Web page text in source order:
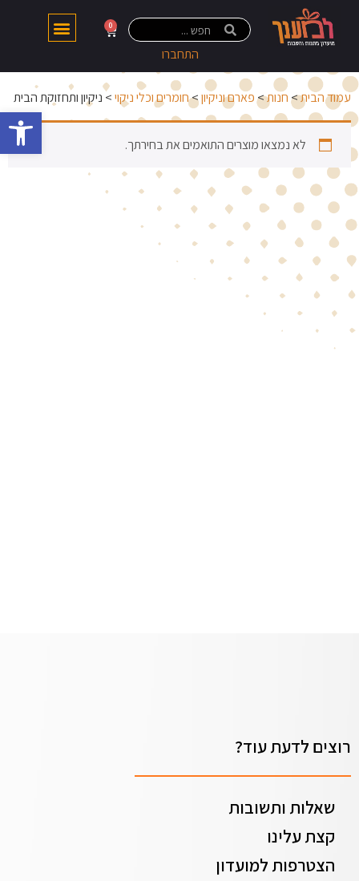
התחברו
0
עמוד הבית>חנות>פארם וניקיון>חומרים וכלי ניקוי> ניקיון ותחזוקת הבית
לא נמצאו מוצרים התואמים את בחירתך.
רוצים לדעת עוד?
שאלות ותשובות
קצת עלינו
הצטרפות למועדון